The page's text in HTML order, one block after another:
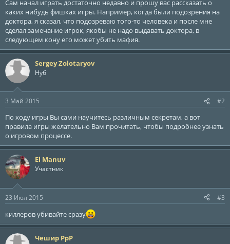
а
Сам начал играть достаточно недавно и прошу вас рассказать о
каких нибудь фишках игры. Например, когда были подозрения на
доктора, я сказал, что подозреваю того-то человека и после мне
сделал замечание игрок, якобы не надо выдавать доктора, в
следующем кону его может убить мафия.
Sergey Zolotaryov
Нуб
3 Май 2015 #2
По ходу игры Вы сами научитесь различным секретам, а вот
правила игры желательно Вам прочитать, чтобы подробнее узнать
о игровом процессе.
El Manuv
Участник
23 Июл 2015 #3
киллеров убивайте сразу
Чешир РрР